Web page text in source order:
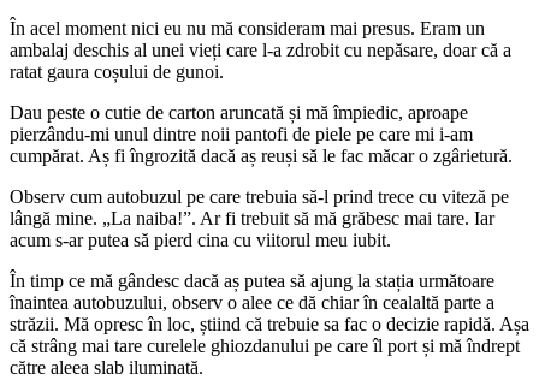
În acel moment nici eu nu mă consideram mai presus. Eram un
ambalaj deschis al unei vieți care l-a zdrobit cu nepăsare, doar că a
ratat gaura coșului de gunoi.
Dau peste o cutie de carton aruncată și mă împiedic, aproape
pierzându-mi unul dintre noii pantofi de piele pe care mi i-am
cumpărat. Aș fi îngrozită dacă aș reuși să le fac măcar o zgârietură.
Observ cum autobuzul pe care trebuia să-l prind trece cu viteză pe
lângă mine. „La naiba!”. Ar fi trebuit să mă grăbesc mai tare. Iar
acum s-ar putea să pierd cina cu viitorul meu iubit.
În timp ce mă gândesc dacă aș putea să ajung la stația următoare
înaintea autobuzului, observ o alee ce dă chiar în cealaltă parte a
străzii. Mă opresc în loc, știind că trebuie sa fac o decizie rapidă. Așa
că strâng mai tare curelele ghiozdanului pe care îl port și mă îndrept
către aleea slab iluminată.